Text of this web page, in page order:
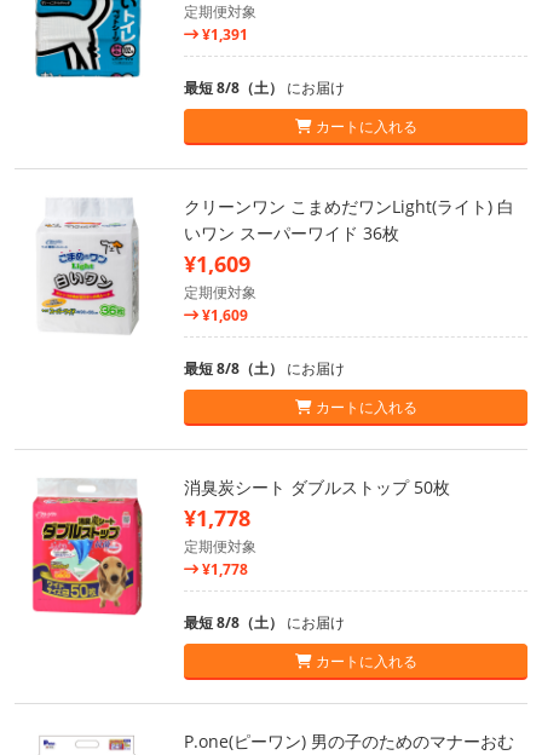
定期便対象
¥1,391
最短 8/8（土） にお届け
カートに入れる
クリーンワン こまめだワンLight(ライト) 白
いワン スーパーワイド 36枚
¥1,609
定期便対象
¥1,609
最短 8/8（土） にお届け
カートに入れる
消臭炭シート ダブルストップ 50枚
¥1,778
定期便対象
¥1,778
最短 8/8（土） にお届け
カートに入れる
P.one(ピーワン) 男の子のためのマナーおむ